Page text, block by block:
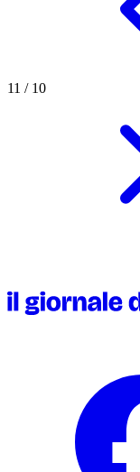
11 / 10